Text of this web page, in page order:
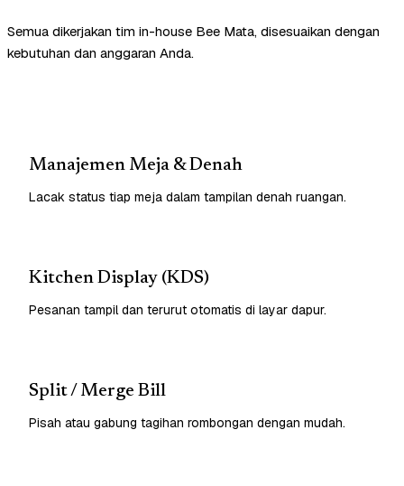
Semua dikerjakan tim in-house Bee Mata, disesuaikan dengan
kebutuhan dan anggaran Anda.
Manajemen Meja & Denah
Lacak status tiap meja dalam tampilan denah ruangan.
Kitchen Display (KDS)
Pesanan tampil dan terurut otomatis di layar dapur.
Split / Merge Bill
Pisah atau gabung tagihan rombongan dengan mudah.